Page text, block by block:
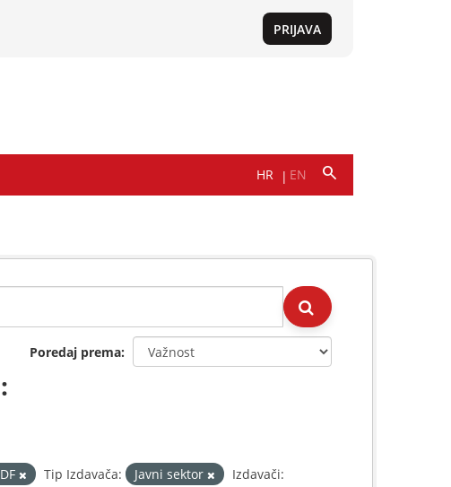
Poredaj prema
Tip Izdavača: Javni sektor
Izdavači: